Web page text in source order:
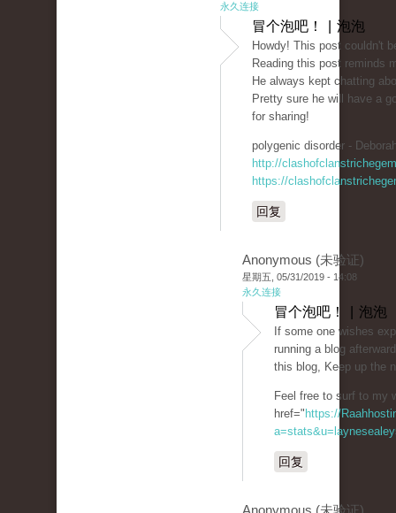
永久连接
冒个泡吧！ | 泡泡
Howdy! This post couldn't
Reading this post reminds
He always kept chatting
Pretty sure he will have a
for sharing!
polygenic disorder -
http://
https://
回复
Anonymous (未验证)
星期五, 05/31/2019 - 14:08
永久连接
冒个泡吧！ | 泡泡
If some one wishes
running a blog
this blog, Keep up the
Feel free to surf to my
href=" https://
回复